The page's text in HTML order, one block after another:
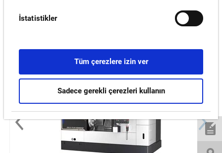
İstatistikler
Tüm çerezlere izin ver
Sadece gerekli çerezleri kullanın
MULTUS B250II